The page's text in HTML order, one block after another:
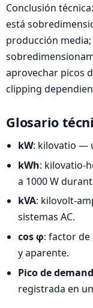
Conclusión
está
producción
aprovechar picos
clipping
Glosario
kW: kilovatio —
kWh: kilovatio-
a 1000 W
kVA: kilovolt-
sistemas AC.
cos φ: factor
y aparente.
Pico de
registrada en